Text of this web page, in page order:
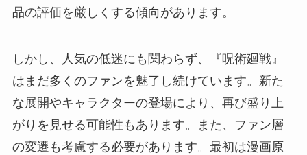
品の評価を厳しくする傾向があります。
しかし、人気の低迷にも関わらず、『呪術廻戦』
はまだ多くのファンを魅了し続けています。新た
な展開やキャラクターの登場により、再び盛り上
がりを見せる可能性もあります。また、ファン層
の変遷も考慮する必要があります。最初は漫画原